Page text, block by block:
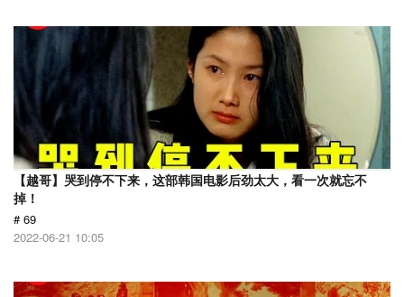
【越哥】哭到停不下来，这部韩国电影后劲太大，看一次就忘不
掉！
# 69
2022-06-21 10:05